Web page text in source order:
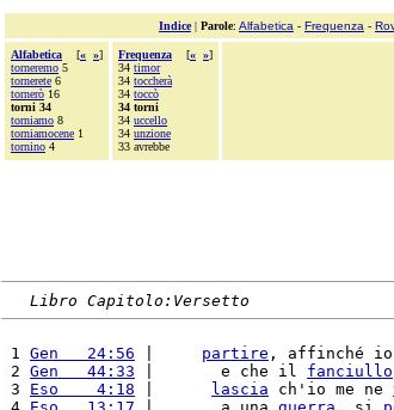
Indice| Parole: Alfabetica - Frequenza -
Alfabetica [« »]
torneremo 5
tornerete 6
tornerò 16
torni 34
torniamo 8
torniamocene 1
tornino 4
Frequenza [« »]
34 timor
34 toccherà
34 toccò
34 torni
34 uccello
34 unzione
33 avrebbe
Libro Capitolo:Versetto
1 Gen   24:56 partire , affinché io
2 Gen   44:33 |       e che il fanciullo
3 Eso    4:18 lascia ch'io me ne